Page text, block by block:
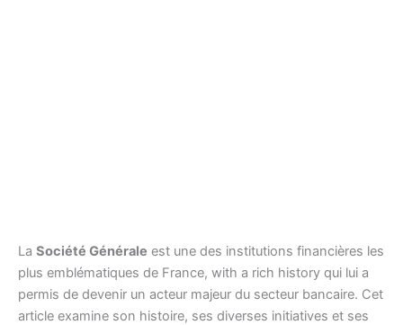
La Société Générale est une des institutions financières les
plus emblématiques de France, with a rich history qui lui a
permis de devenir un acteur majeur du secteur bancaire. Cet
article examine son histoire, ses diverses initiatives et ses